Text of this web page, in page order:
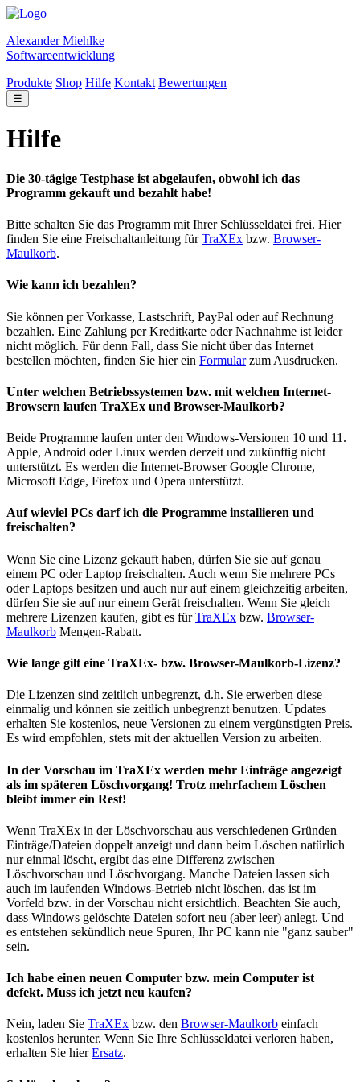
Alexander Miehlke
Softwareentwicklung
Produkte Shop Hilfe Kontakt Bewertungen
☰
Hilfe
Die 30-tägige Testphase ist abgelaufen, obwohl ich das
Programm gekauft und bezahlt habe!
Bitte schalten Sie das Programm mit Ihrer Schlüsseldatei frei. Hier
finden Sie eine Freischaltanleitung fürTraXEx bzw. Browser-
Maulkorb.
Wie kann ich bezahlen?
Sie können per Vorkasse, Lastschrift, PayPal oder auf Rechnung
bezahlen. Eine Zahlung per Kreditkarte oder Nachnahme ist leider
nicht möglich. Für denn Fall, dass Sie nicht über das Internet
bestellen möchten, finden Sie hier ein Formularzum Ausdrucken.
Unter welchen Betriebssystemen bzw. mit welchen Internet-
Browsern laufen TraXEx und Browser-Maulkorb?
Beide Programme laufen unter den Windows-Versionen 10 und 11.
Apple, Android oder Linux werden derzeit und zukünftig nicht
unterstützt. Es werden die Internet-Browser Google Chrome,
Microsoft Edge, Firefox und Opera unterstützt.
Auf wieviel PCs darf ich die Programme installieren und
freischalten?
Wenn Sie eine Lizenz gekauft haben, dürfen Sie sie auf genau
einem PC oder Laptop freischalten. Auch wenn Sie mehrere PCs
oder Laptops besitzen und auch nur auf einem gleichzeitig arbeiten,
dürfen Sie sie auf nur einem Gerät freischalten. Wenn Sie gleich
mehrere Lizenzen kaufen, gibt es fürTraXEx bzw. Browser-
Maulkorb Mengen-Rabatt.
Wie lange gilt eine TraXEx- bzw. Browser-Maulkorb-Lizenz?
Die Lizenzen sind zeitlich unbegrenzt, d.h. Sie erwerben diese
einmalig und können sie zeitlich unbegrenzt benutzen. Updates
erhalten Sie kostenlos, neue Versionen zu einem vergünstigten Preis.
Es wird empfohlen, stets mit der aktuellen Version zu arbeiten.
In der Vorschau im TraXEx werden mehr Einträge angezeigt
als im späteren Löschvorgang! Trotz mehrfachem Löschen
bleibt immer ein Rest!
Wenn TraXEx in der Löschvorschau aus verschiedenen Gründen
Einträge/Dateien doppelt anzeigt und dann beim Löschen natürlich
nur einmal löscht, ergibt das eine Differenz zwischen
Löschvorschau und Löschvorgang. Manche Dateien lassen sich
auch im laufenden Windows-Betrieb nicht löschen, das ist im
Vorfeld bzw. in der Vorschau nicht ersichtlich. Beachten Sie auch,
dass Windows gelöschte Dateien sofort neu (aber leer) anlegt. Und
es entstehen sekündlich neue Spuren, Ihr PC kann nie "ganz sauber"
sein.
Ich habe einen neuen Computer bzw. mein Computer ist
defekt. Muss ich jetzt neu kaufen?
Nein, laden Sie TraXEx bzw. den Browser-Maulkorb einfach
kostenlos herunter. Wenn Sie Ihre Schlüsseldatei verloren haben,
erhalten Sie hierErsatz.